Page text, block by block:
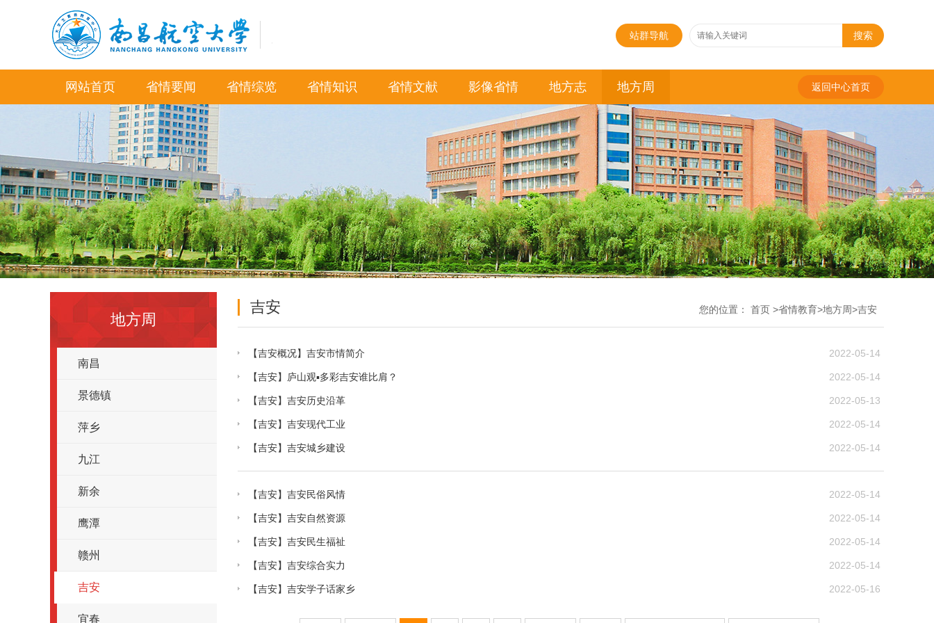
站群导航 搜索
网站首页 省情要闻 省情综览 省情知识 省情文献 影像省情 地方志 地方周 返回中心首页
地方周
南昌
景德镇
萍乡
九江
新余
鹰潭
赣州
吉安
宜春
您的位置： 首页 >省情教育>地方周>吉安
吉安
2022-05-14
【吉安概况】吉安市情简介
2022-05-14
【吉安】庐山观▪多彩吉安谁比肩？
2022-05-13
【吉安】吉安历史沿革
2022-05-14
【吉安】吉安现代工业
2022-05-14
【吉安】吉安城乡建设
2022-05-14
【吉安】吉安民俗风情
2022-05-14
【吉安】吉安自然资源
2022-05-14
【吉安】吉安民生福祉
2022-05-14
【吉安】吉安综合实力
2022-05-16
【吉安】吉安学子话家乡